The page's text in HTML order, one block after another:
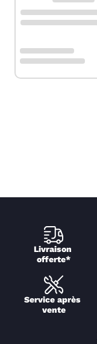
Livraison
offerte*
Service après
vente